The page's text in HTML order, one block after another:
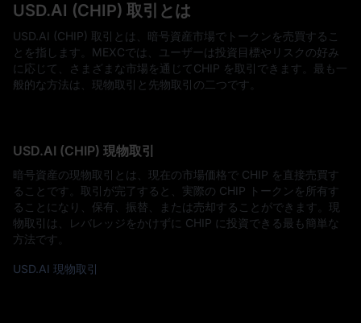
USD.AI (CHIP) 取引とは
USD.AI (CHIP) 取引とは、暗号資産市場でトークンを売買するこ
とを指します。MEXCでは、ユーザーは投資目標やリスクの好み
に応じて、さまざまな市場を通じてCHIP を取引できます。最も一
般的な方法は、現物取引と先物取引の二つです。
USD.AI (CHIP) 現物取引
暗号資産の現物取引とは、現在の市場価格で CHIP を直接売買す
ることです。取引が完了すると、実際の CHIP トークンを所有す
ることになり、保有、振替、または売却することができます。現
物取引は、レバレッジをかけずに CHIP に投資できる最も簡単な
方法です。
USD.AI 現物取引